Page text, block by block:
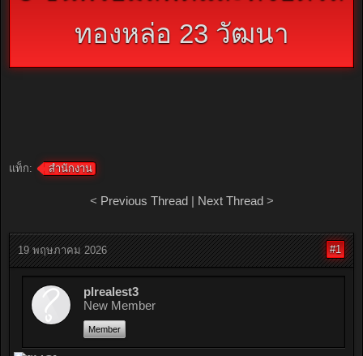
ทองหล่อ 23 วัฒนา
แท็ก: สำนักงาน
< Previous Thread| Next Thread>
19 พฤษภาคม 2026 #1
plrealest3
New Member
Member